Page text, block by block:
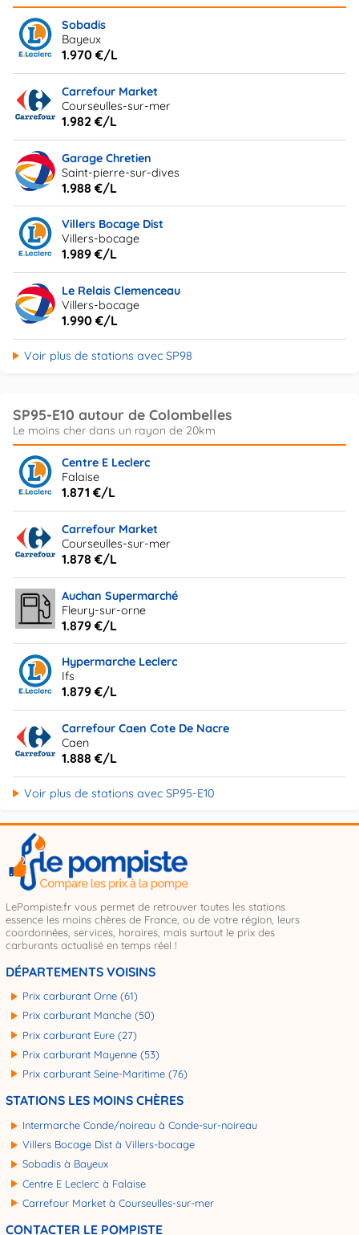
Sobadis
Bayeux
1.970 €/L
Carrefour Market
Courseulles-sur-mer
1.982 €/L
Garage Chretien
Saint-pierre-sur-dives
1.988 €/L
Villers Bocage Dist
Villers-bocage
1.989 €/L
Le Relais Clemenceau
Villers-bocage
1.990 €/L
Voir plus de stations avec SP98
SP95-E10 autour de Colombelles
Centre E Leclerc
Falaise
1.871 €/L
Carrefour Market
Courseulles-sur-mer
1.878 €/L
Auchan Supermarché
Fleury-sur-orne
1.879 €/L
Hypermarche Leclerc
Ifs
1.879 €/L
Carrefour Caen Cote De Nacre
Caen
1.888 €/L
Voir plus de stations avec SP95-E10
LePompiste.fr vous permet de retrouver toutes les stations
essence les moins chères de France, ou de votre région, leurs
coordonnées, services, horaires, mais surtout le prix des
carburants actualisé en temps réel !
DÉPARTEMENTS VOISINS
Prix carburant Orne (61)
Prix carburant Manche (50)
Prix carburant Eure (27)
Prix carburant Mayenne (53)
Prix carburant Seine-Maritime (76)
STATIONS LES MOINS CHÈRES
Intermarche Conde/noireau à Conde-sur-noireau
Villers Bocage Dist à Villers-bocage
Sobadis à Bayeux
Centre E Leclerc à Falaise
Carrefour Market à Courseulles-sur-mer
CONTACTER LE POMPISTE